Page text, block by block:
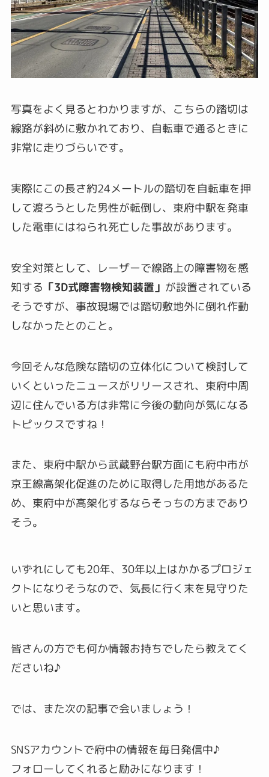
写真をよく見るとわかりますが、こちらの踏切は
線路が斜めに敷かれており、自転車で通るときに
非常に走りづらいです。
実際にこの長さ約24メートルの踏切を自転車を押
して渡ろうとした男性が転倒し、東府中駅を発車
した電車にはねられ死亡した事故があります。
安全対策として、レーザーで線路上の障害物を感
知する 「3D式障害物検知装置」 が設置されている
そうですが、事故現場では踏切敷地外に倒れ作動
しなかったとのこと。
今回そんな危険な踏切の立体化について検討して
いくといったニュースがリリースされ、東府中周
辺に住んでいる方は非常に今後の動向が気になる
トピックスですね！
また、東府中駅から武蔵野台駅方面にも府中市が
京王線高架化促進のために取得した用地があるた
め、東府中が高架化するならそっちの方まであり
そう。
いずれにしても20年、30年以上はかかるプロジェ
クトになりそうなので、気長に行く末を見守りた
いと思います。
皆さんの方でも何か情報お持ちでしたら教えてく
ださいね♪
では、また次の記事で会いましょう！
SNSアカウントで府中の情報を毎日発信中♪
フォローしてくれると励みになります！